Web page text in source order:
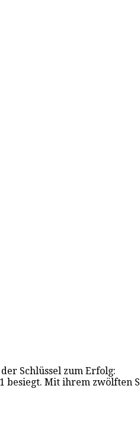
Schlüssel zum Erfolg:
besiegt. Mit ihrem